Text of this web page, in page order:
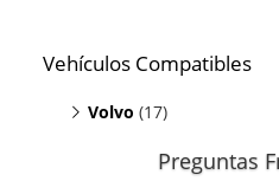
Vehículos Compatibles
Volvo (17)
C30 2.4 (D5, motor
Preguntas